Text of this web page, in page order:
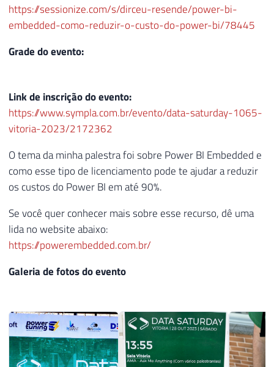
https://sessionize.com/s/dirceu-resende/power-bi-
embedded-como-reduzir-o-custo-do-power-bi/78445
Grade do evento:
Link de inscrição do evento:
https://www.sympla.com.br/evento/data-saturday-1065-
vitoria-2023/2172362
O tema da minha palestra foi sobre Power BI Embedded e
como esse tipo de licenciamento pode te ajudar a reduzir
os custos do Power BI em até 90%.
Se você quer conhecer mais sobre esse recurso, dê uma
lida no website abaixo:
https://powerembedded.com.br/
Galeria de fotos do evento